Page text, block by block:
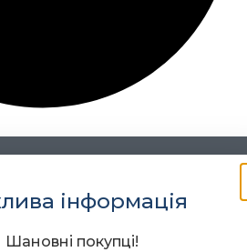
інформація
Шановні покупці!